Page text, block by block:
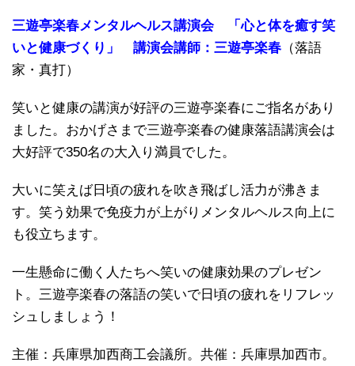
三遊亭楽春メンタルヘルス講演会 「心と体を癒す笑
いと健康づくり」 講演会講師：三遊亭楽春 （落語
家・真打）
笑いと健康の講演が好評の三遊亭楽春にご指名があり
ました。おかげさまで三遊亭楽春の健康落語講演会は
大好評で350名の大入り満員でした。
大いに笑えば日頃の疲れを吹き飛ばし活力が沸きま
す。笑う効果で免疫力が上がりメンタルヘルス向上に
も役立ちます。
一生懸命に働く人たちへ笑いの健康効果のプレゼン
ト。三遊亭楽春の落語の笑いで日頃の疲れをリフレッ
シュしましょう！
主催：兵庫県加西商工会議所。共催：兵庫県加西市。